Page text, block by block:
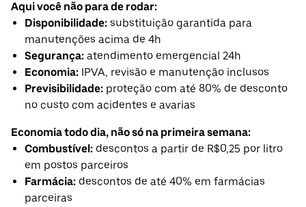
Aqui você não para de rodar:
Disponibilidade: substituição garantida para
manutenções acima de 4h
Segurança: atendimento emergencial 24h
Economia: IPVA, revisão e manutenção inclusos
Previsibilidade: proteção com até 80% de desconto
no custo com acidentes e avarias
Economia todo dia, não só na primeira semana:
Combustível: descontos a partir de R$0,25 por litro
em postos parceiros
Farmácia: descontos de até 40% em farmácias
parceiras